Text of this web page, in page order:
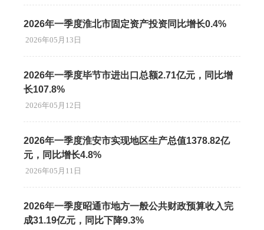
2026年一季度淮北市固定资产投资同比增长0.4%
2026年05月13日
2026年一季度毕节市进出口总额2.71亿元，同比增
长107.8%
2026年05月12日
2026年一季度淮安市实现地区生产总值1378.82亿
元，同比增长4.8%
2026年05月11日
2026年一季度昭通市地方一般公共财政预算收入完
成31.19亿元，同比下降9.3%